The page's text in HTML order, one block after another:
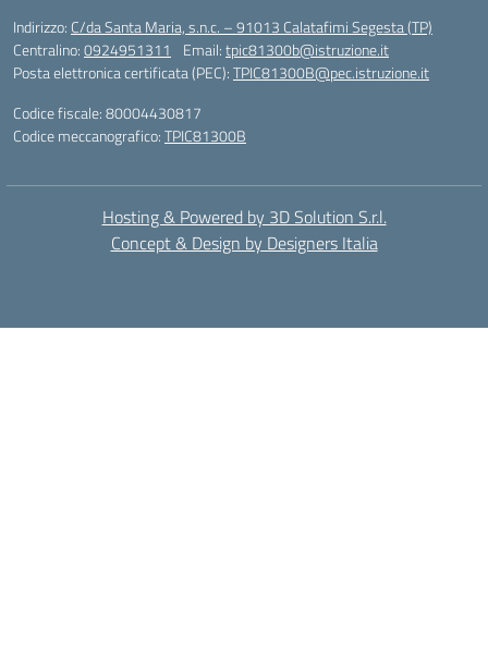
Indirizzo: C/da Santa Maria, s.n.c. – 91013 Calatafimi Segesta (TP)
Centralino:0924951311 Email:tpic81300b@istruzione.it
Posta elettronica certificata (PEC):TPIC81300B@pec.istruzione.it
Codice fiscale: 80004430817
Codice meccanografico:TPIC81300B
Hosting & Powered by 3D Solution S.r.l.
Concept & Design by Designers Italia